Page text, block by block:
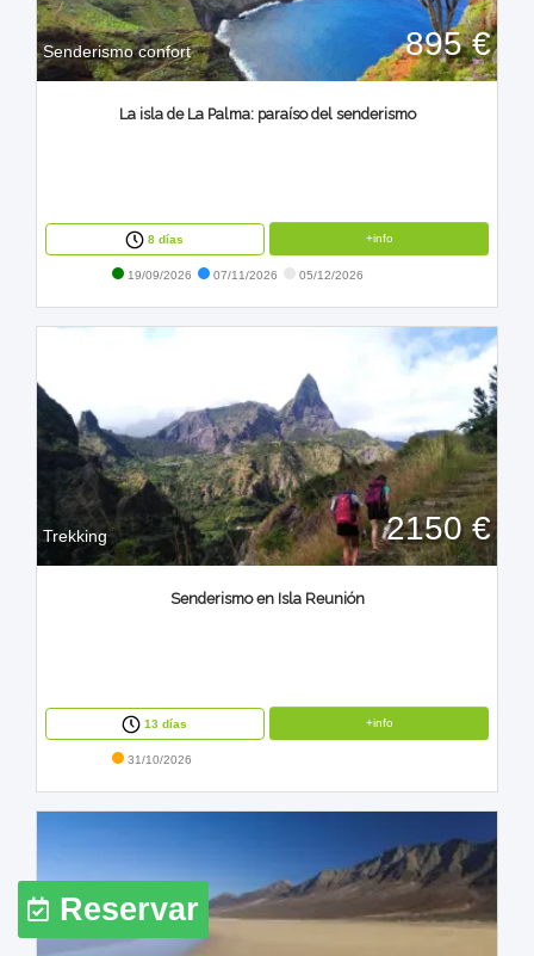
Reservar
Senderismo confort 895 €
La isla de La Palma: paraíso del senderismo
8 días +info
19/09/2026 07/11/2026 05/12/2026
Trekking 2150 €
Senderismo en Isla Reunión
13 días +info
31/10/2026